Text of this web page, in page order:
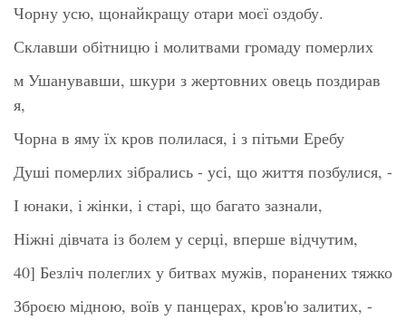
Чорну усю, щонайкращу отари моєї оздобу.
Склавши обітницю і молитвами громаду померлих
м Ушанувавши, шкури з жертовних овець поздирав
я,
Чорна в яму їх кров полилася, і з пітьми Еребу
Душі померлих зібрались - усі, що життя позбулися, -
І юнаки, і жінки, і старі, що багато зазнали,
Ніжні дівчата із болем у серці, вперше відчутим,
40] Безліч полеглих у битвах мужів, поранених тяжко
Зброєю мідною, воїв у панцерах, кров'ю залитих, -